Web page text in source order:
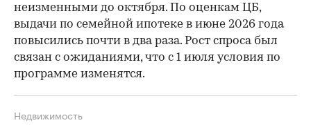
неизменными до октября. По оценкам ЦБ,
выдачи по семейной ипотеке в июне 2026 года
повысились почти в два раза. Рост спроса был
связан с ожиданиями, что с 1 июля условия по
программе изменятся.
Недвижимость